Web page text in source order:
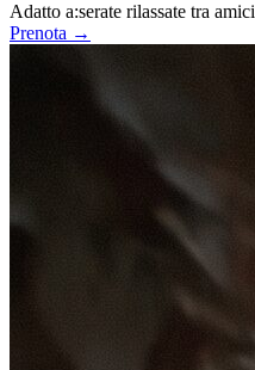
Adatto a:serate rilassate tra amici
Prenota →